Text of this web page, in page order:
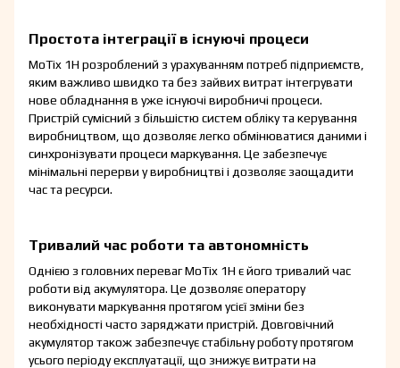
Простота інтеграції в існуючі процеси
MoTix 1H розроблений з урахуванням потреб підприємств,
яким важливо швидко та без зайвих витрат інтегрувати
нове обладнання в уже існуючі виробничі процеси.
Пристрій сумісний з більшістю систем обліку та керування
виробництвом, що дозволяє легко обмінюватися даними і
синхронізувати процеси маркування. Це забезпечує
мінімальні перерви у виробництві і дозволяє заощадити
час та ресурси.
Тривалий час роботи та автономність
Однією з головних переваг MoTix 1H є його тривалий час
роботи від акумулятора. Це дозволяє оператору
виконувати маркування протягом усієї зміни без
необхідності часто заряджати пристрій. Довговічний
акумулятор також забезпечує стабільну роботу протягом
усього періоду експлуатації, що знижує витрати на